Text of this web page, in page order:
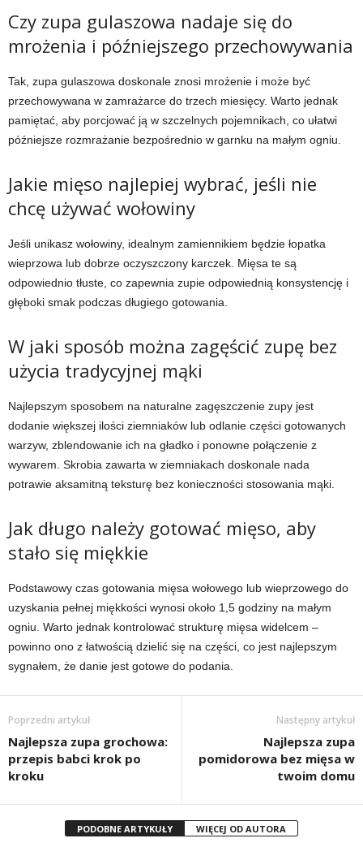
Czy zupa gulaszowa nadaje się do
mrożenia i późniejszego przechowywania
Tak, zupa gulaszowa doskonale znosi mrożenie i może być
przechowywana w zamrażarce do trzech miesięcy. Warto jednak
pamiętać, aby porcjować ją w szczelnych pojemnikach, co ułatwi
późniejsze rozmrażanie bezpośrednio w garnku na małym ogniu.
Jakie mięso najlepiej wybrać, jeśli nie
chcę używać wołowiny
Jeśli unikasz wołowiny, idealnym zamiennikiem będzie łopatka
wieprzowa lub dobrze oczyszczony karczek. Mięsa te są
odpowiednio tłuste, co zapewnia zupie odpowiednią konsystencję i
głęboki smak podczas długiego gotowania.
W jaki sposób można zagęścić zupę bez
użycia tradycyjnej mąki
Najlepszym sposobem na naturalne zagęszczenie zupy jest
dodanie większej ilości ziemniaków lub odlanie części gotowanych
warzyw, zblendowanie ich na gładko i ponowne połączenie z
wywarem. Skrobia zawarta w ziemniakach doskonale nada
potrawie aksamitną teksturę bez konieczności stosowania mąki.
Jak długo należy gotować mięso, aby
stało się miękkie
Podstawowy czas gotowania mięsa wołowego lub wieprzowego do
uzyskania pełnej miękkości wynosi około 1,5 godziny na małym
ogniu. Warto jednak kontrolować strukturę mięsa widelcem –
powinno ono z łatwością dzielić się na części, co jest najlepszym
sygnałem, że danie jest gotowe do podania.
Poprzedni artykuł
Najlepsza zupa grochowa:
przepis babci krok po
kroku
Następny artykuł
Najlepsza zupa
pomidorowa bez mięsa w
twoim domu
PODOBNE ARTYKUŁY WIĘCEJ OD AUTORA